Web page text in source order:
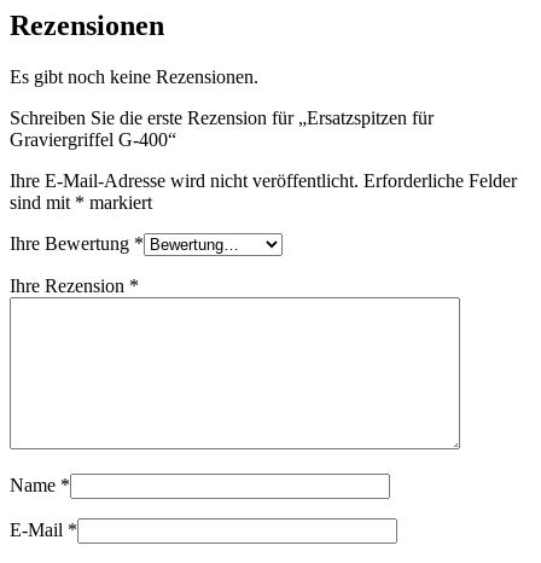
Rezensionen
Es gibt noch keine Rezensionen.
Schreiben Sie die erste Rezension für „Ersatzspitzen für
Graviergriffel G-400“
Ihre E-Mail-Adresse wird nicht veröffentlicht. Erforderliche Felder
sind mit * markiert
Ihre Bewertung *
Ihre Rezension *
Name *
E-Mail *